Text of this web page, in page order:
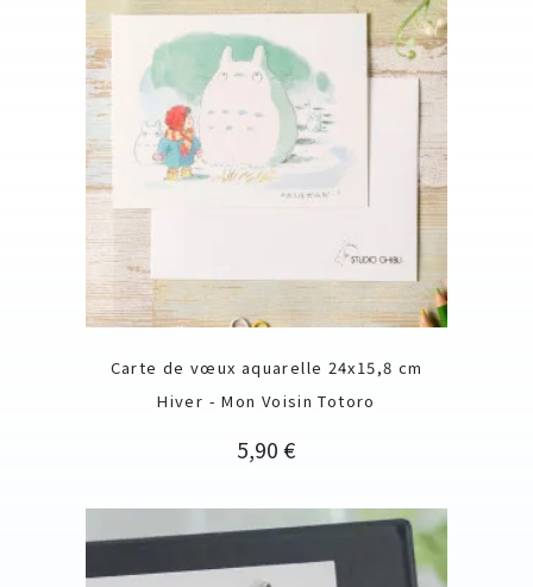
Carte de vœux aquarelle 24x15,8 cm
Hiver - Mon Voisin Totoro
Prix
5,90 €